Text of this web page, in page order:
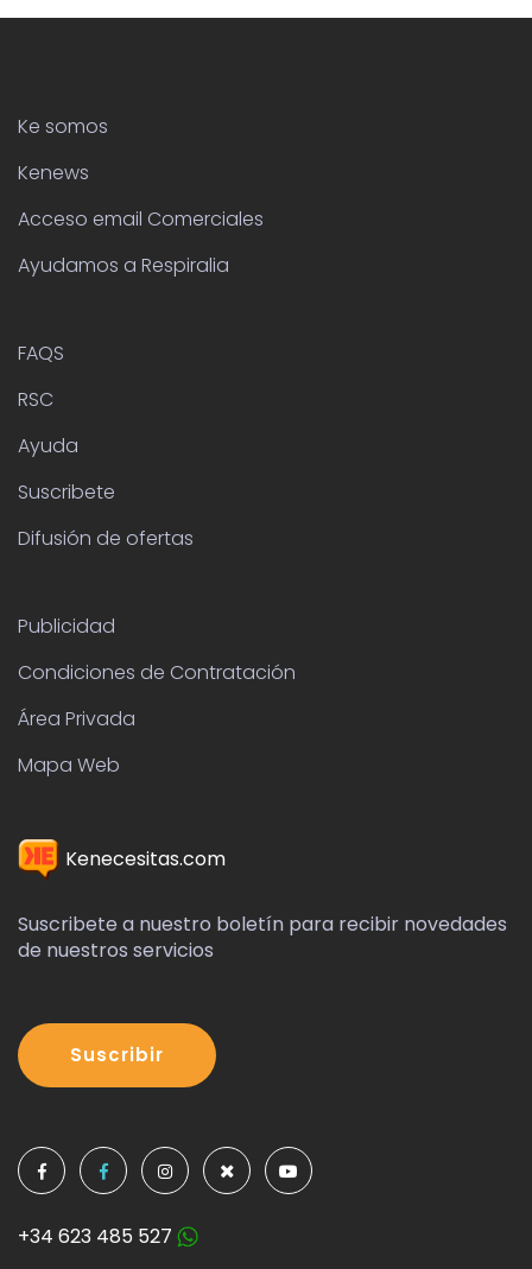
Ke somos
Kenews
Acceso email Comerciales
Ayudamos a Respiralia
FAQS
RSC
Ayuda
Suscribete
Difusión de ofertas
Publicidad
Condiciones de Contratación
Área Privada
Mapa Web
Kenecesitas.com
Suscribete a nuestro boletín para recibir novedades
de nuestros servicios
Suscribir
+34 623 485 527